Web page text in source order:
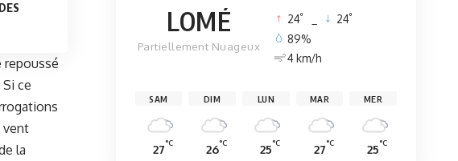
repoussé
ce
vent
la
LOMÉ
Partiellement Nuageux
24° 24°
89%
4 km/h
SAM
27°C
DIM
26°C
LUN
25°C
MAR
27°C
MER
25°C